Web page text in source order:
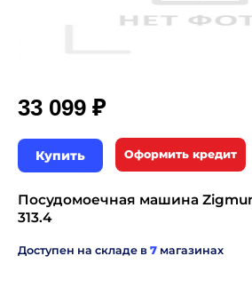
33 099 ₽
Купить Оформить кредит
Посудомоечная машина
313.4
Доступен на складе в 7 магазинах